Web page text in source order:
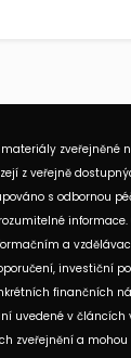
zveřejněné
z veřejně
s odbornou
a
investiční
finančních
uvedené v
zveřejnění a